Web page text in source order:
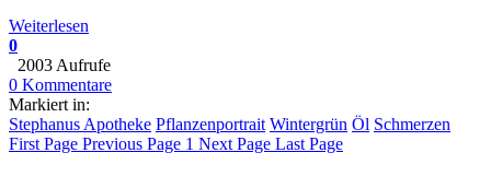
Weiterlesen
0
2003 Aufrufe
0 Kommentare
Markiert in:
Stephanus Apotheke Pflanzenportrait Wintergrün Öl Schmerzen
First Page Previous Page 1 Next Page Last Page